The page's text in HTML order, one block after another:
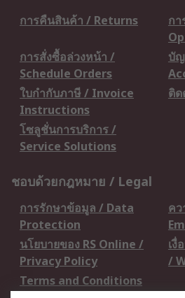
การคืนสินค้า / Returns
ก
การสั่งซื้อล่วงหน้า /
Schedule Orders
บั
ใบกำกับภาษี / Invoice
Instructions
ติด
โซลูชั่นการบริการ /
Service Solutions
ชอบด้วยกฎหมาย / Legal
การรักษาข้อมูล / Data
Protection
ค
นโยบายของ RS Online /
Privacy Policy
เงื่
/
Terms and Conditions